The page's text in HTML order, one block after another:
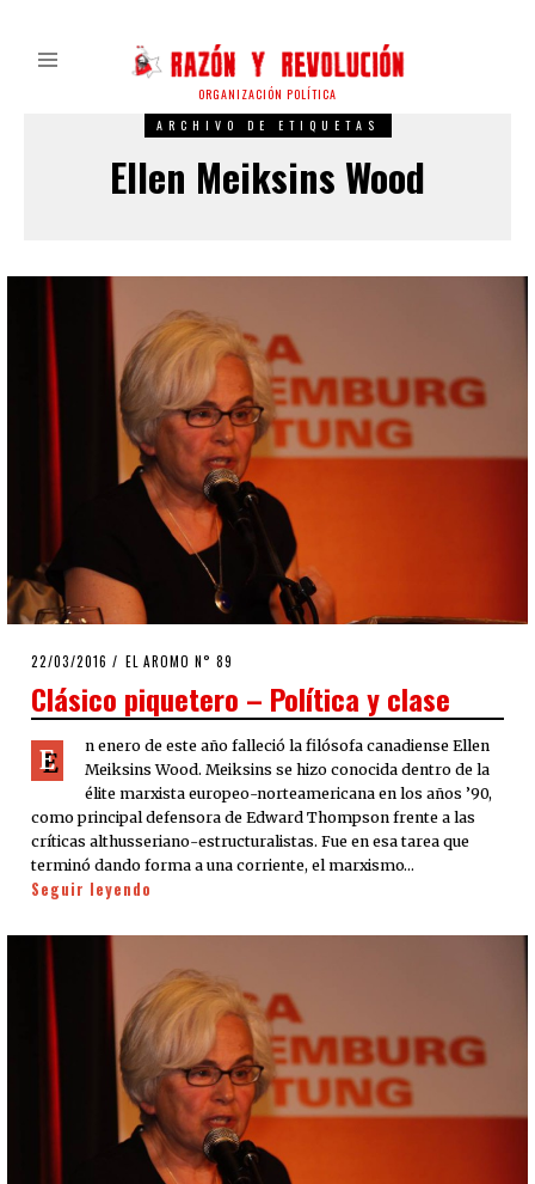
ORGANIZACIÓN POLÍTICA
ARCHIVO DE ETIQUETAS
Ellen Meiksins Wood
POSTED
22/03/2016 24/03/2016
EL AROMO N° 89
Clásico piquetero – Política y clase
E
n enero de este año falleció la filósofa canadiense Ellen
Meiksins Wood. Meiksins se hizo conocida dentro de la
élite marxista europeo-norteamericana en los años ’90,
como principal defensora de Edward Thompson frente a las
críticas althusseriano-estructuralistas. Fue en esa tarea que
terminó dando forma a una corriente, el marxismo…
Seguir leyendo